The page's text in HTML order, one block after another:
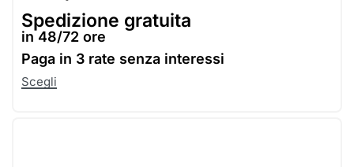
Spedizione gratuita
in 48/72 ore
Paga in 3 rate senza interessi
Scegli